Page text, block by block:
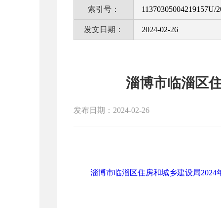
索引号： 11370305004219157U/
发文日期： 2024-02-26
淄博市临淄区
发布日期：2024-02-26
淄博市临淄区住房和城乡建设局2024